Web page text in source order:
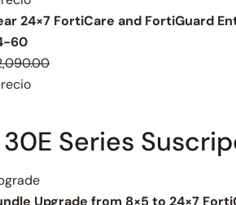
24×7 FortiCare and FortiGuard
60
Series
Upgrade from 8×5 to 24×7